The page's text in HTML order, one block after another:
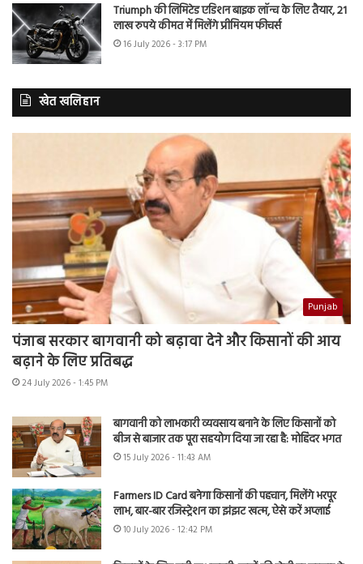
Triumph की लिमिटेड एडिशन बाइक लॉन्च के लिए तैयार, 21
लाख रुपये कीमत में मिलेंगे प्रीमियम फीचर्स
16 July 2026 - 3:17 PM
खेत खलिहान
Punjab
पंजाब सरकार बागवानी को बढ़ावा देने और किसानों की आय
बढ़ाने के लिए प्रतिबद्ध
24 July 2026 - 1:45 PM
बागवानी को लाभकारी व्यवसाय बनाने के लिए किसानों को
बीज से बाजार तक पूरा सहयोग दिया जा रहा है: मोहिंदर भगत
15 July 2026 - 11:43 AM
Farmers ID Card बनेगा किसानों की पहचान, मिलेंगे भरपूर
लाभ, बार-बार रजिस्ट्रेशन का झंझट खत्म, ऐसे करें अप्लाई
10 July 2026 - 12:42 PM